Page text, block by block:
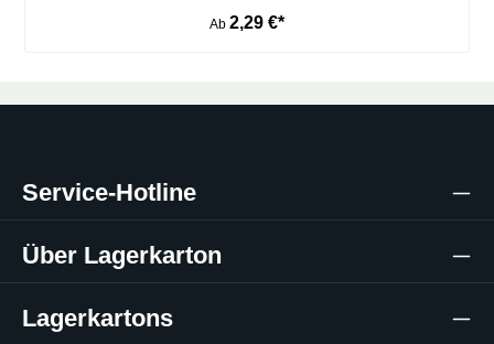
Ab 2,29 €*
Service-Hotline
Über Lagerkarton
Lagerkartons